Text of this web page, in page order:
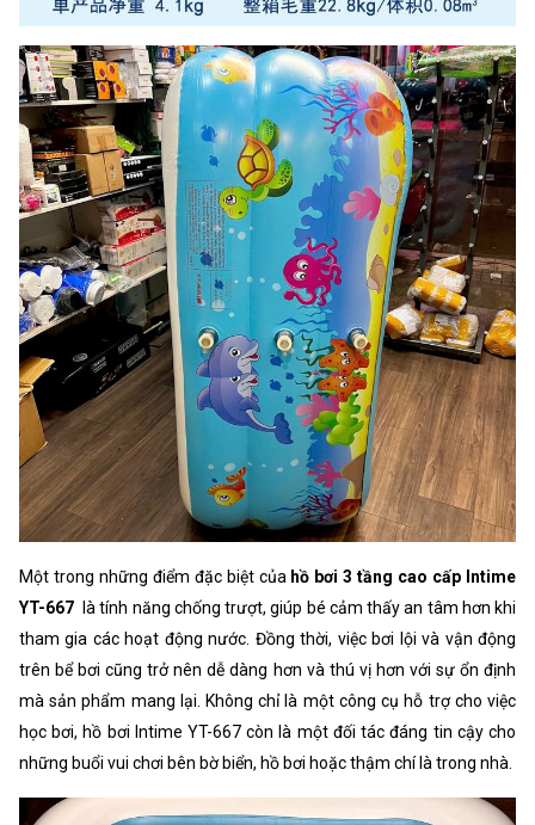
Một trong những điểm đặc biệt của hồ bơi 3 tầng cao cấp Intime
YT-667 là tính năng chống trượt, giúp bé cảm thấy an tâm hơn khi
tham gia các hoạt động nước. Đồng thời, việc bơi lội và vận động
trên bể bơi cũng trở nên dễ dàng hơn và thú vị hơn với sự ổn định
mà sản phẩm mang lại. Không chỉ là một công cụ hỗ trợ cho việc
học bơi, hồ bơi Intime YT-667 còn là một đối tác đáng tin cậy cho
những buổi vui chơi bên bờ biển, hồ bơi hoặc thậm chí là trong nhà.